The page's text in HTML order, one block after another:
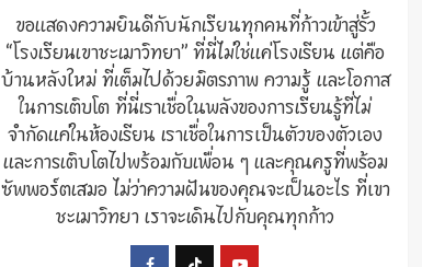
ขอแสดงความยินดีกับนักเรียนทุกคนที่ก้าวเข้าสู่รั้ว
“โรงเรียนเขาชะเมาวิทยา” ที่นี่ไม่ใช่แค่โรงเรียน แต่คือ
บ้านหลังใหม่ ที่เต็มไปด้วยมิตรภาพ ความรู้ และโอกาส
ในการเติบโต ที่นี่เราเชื่อในพลังของการเรียนรู้ที่ไม่
จำกัดแค่ในห้องเรียน เราเชื่อในการเป็นตัวของตัวเอง
และการเติบโตไปพร้อมกับเพื่อน ๆ และคุณครูที่พร้อม
ซัพพอร์ตเสมอ ไม่ว่าความฝันของคุณจะเป็นอะไร ที่เขา
ชะเมาวิทยา เราจะเดินไปกับคุณทุกก้าว